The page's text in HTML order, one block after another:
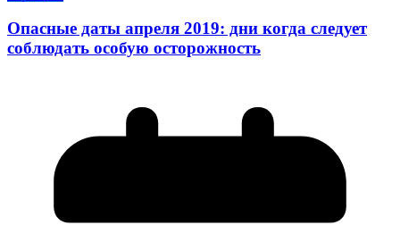
Опасные даты апреля 2019: дни когда следует
соблюдать особую осторожность